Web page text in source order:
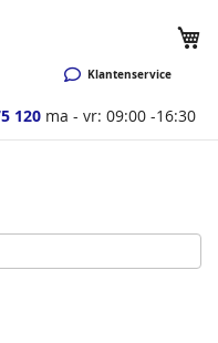
Klantenservice
120 ma - vr: 09:00 -16:30